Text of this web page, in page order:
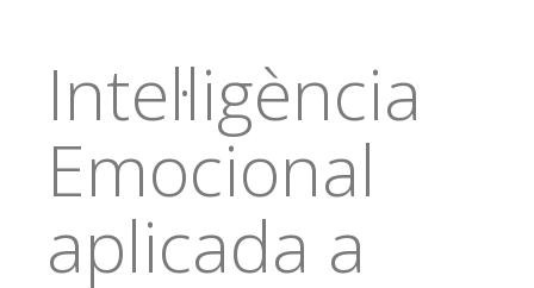
Intel·ligència
Emocional
aplicada a